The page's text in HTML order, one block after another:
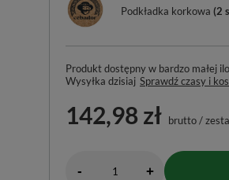
Podkładka korkowa (2
Produkt dostępny w bardzo małej
Wysyłka dzisiaj Sprawdź czasy i
142,98 zł brutto/
- +